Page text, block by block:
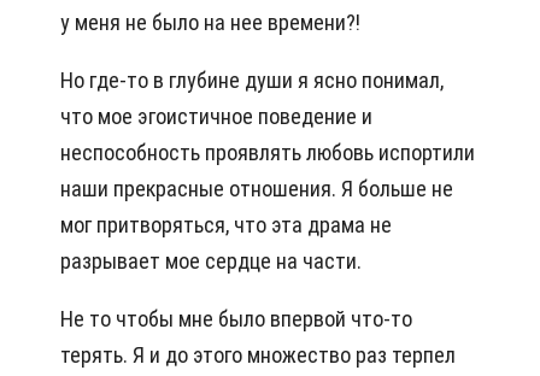
у меня не было на нее времени?!
Но где-то в глубине души я ясно понимал,
что мое эгоистичное поведение и
неспособность проявлять любовь испортили
наши прекрасные отношения. Я больше не
мог притворяться, что эта драма не
разрывает мое сердце на части.
Не то чтобы мне было впервой что-то
терять. Я и до этого множество раз терпел